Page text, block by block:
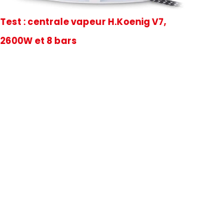
Test : centrale vapeur H.Koenig V7,
2600W et 8 bars